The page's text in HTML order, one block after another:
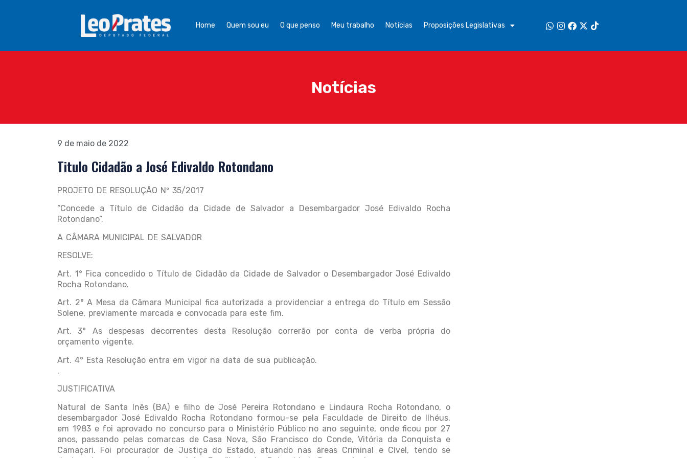
Home Quem sou eu O que penso Meu trabalho Notícias Proposições Legislativas
Notícias
9 de maio de 2022
Titulo Cidadão a José Edivaldo Rotondano
PROJETO DE RESOLUÇÃO Nº 35/2017
“Concede a Título de Cidadão da Cidade de Salvador a Desembargador José Edivaldo Rocha
Rotondano”.
A CÂMARA MUNICIPAL DE SALVADOR
RESOLVE:
Art. 1° Fica concedido o Título de Cidadão da Cidade de Salvador o Desembargador José Edivaldo
Rocha Rotondano.
Art. 2° A Mesa da Câmara Municipal fica autorizada a providenciar a entrega do Título em Sessão
Solene, previamente marcada e convocada para este fim.
Art. 3° As despesas decorrentes desta Resolução correrão por conta de verba própria do
orçamento vigente.
Art. 4° Esta Resolução entra em vigor na data de sua publicação.
.
JUSTIFICATIVA
Natural de Santa Inês (BA) e filho de José Pereira Rotondano e Lindaura Rocha Rotondano, o
desembargador José Edivaldo Rocha Rotondano formou-se pela Faculdade de Direito de Ilhéus,
em 1983 e foi aprovado no concurso para o Ministério Público no ano seguinte, onde ficou por 27
anos, passando pelas comarcas de Casa Nova, São Francisco do Conde, Vitória da Conquista e
Camaçari. Foi procurador de Justiça do Estado, atuando nas áreas Criminal e Cível, tendo se